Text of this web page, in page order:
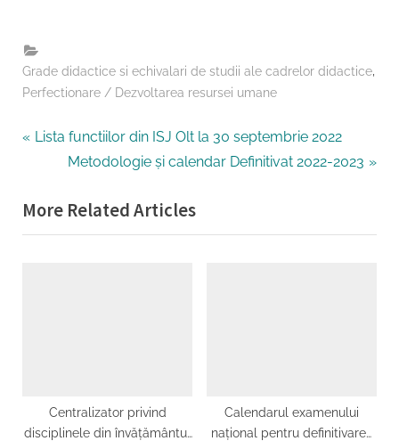
Grade didactice si echivalari de studii ale cadrelor didactice
Perfectionare / Dezvoltarea resursei umane
Navigare
articole
P
v
i
:
Lista functiilor din ISJ Olt la 30 septembrie 2022
N
x
t
Metodologie și calendar Definitivat 2022-2023
More Related Articles
Centralizator privind
disciplinele din învățământul
Calendarul examenului
național pentru definitivarea